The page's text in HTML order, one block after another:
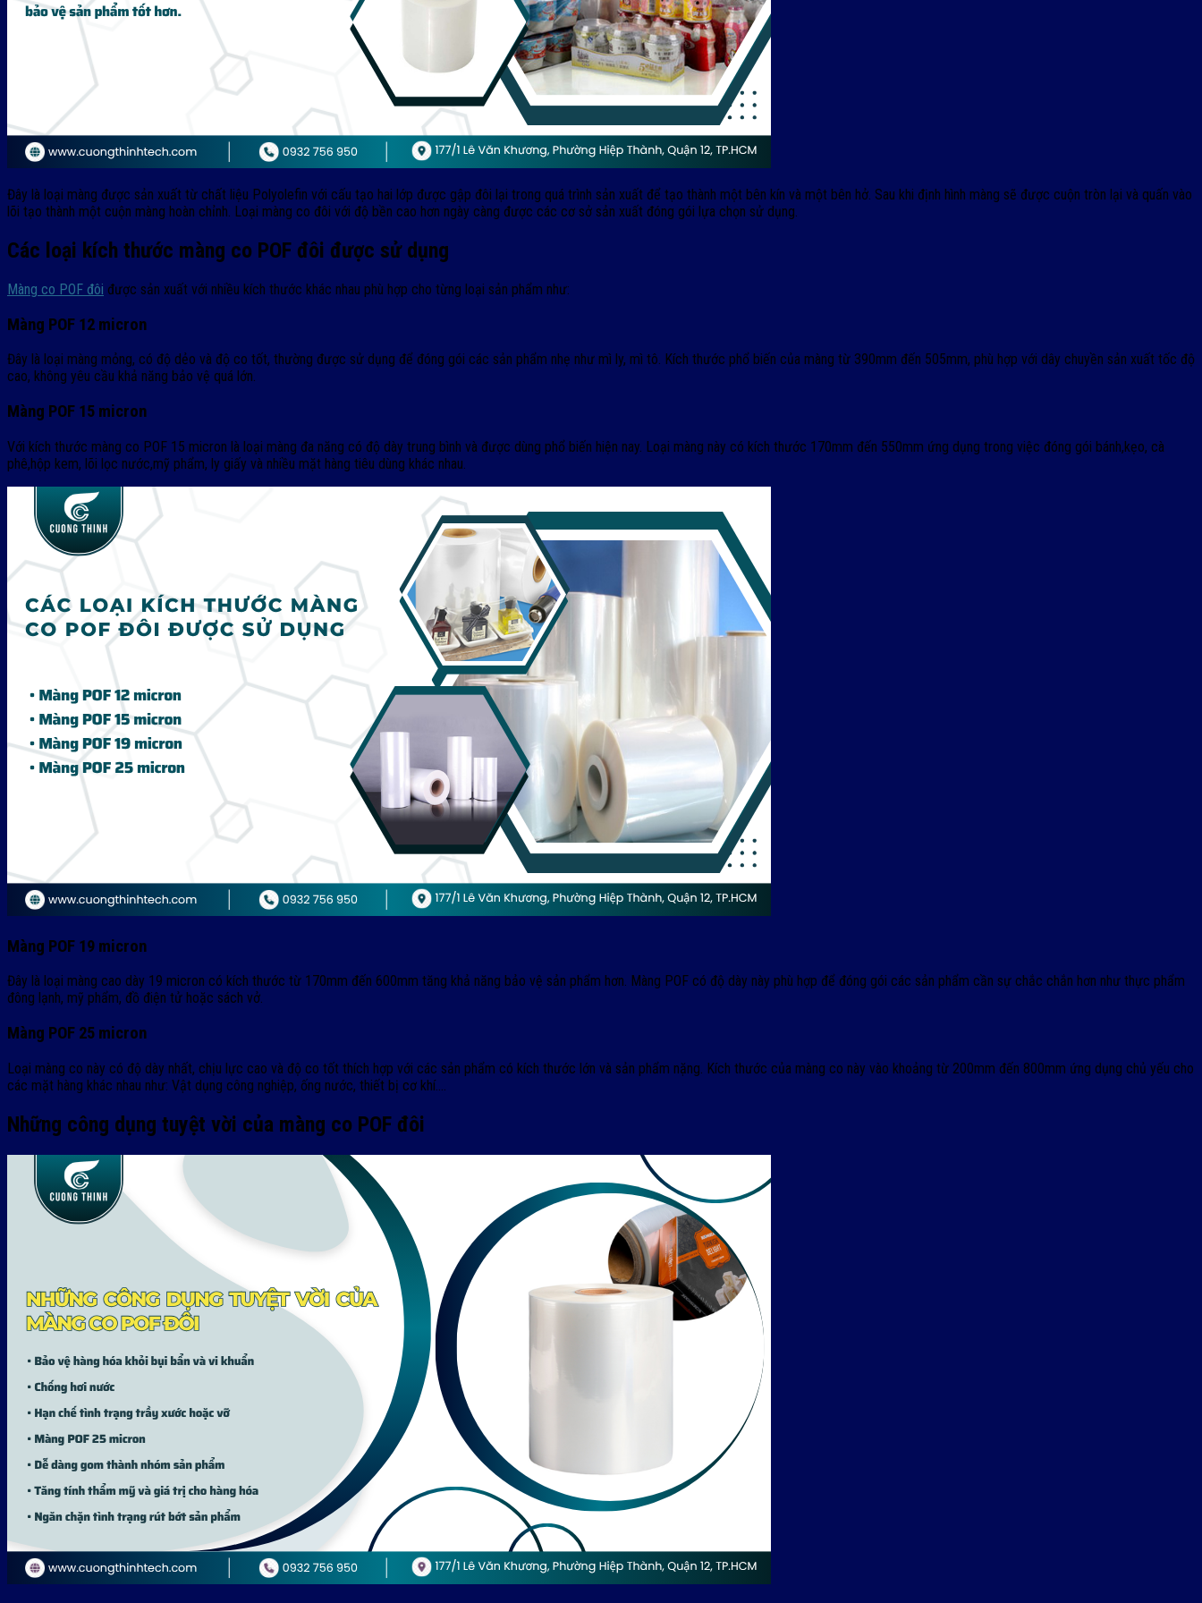
Đây là loại màng được sản xuất từ chất liệu Polyolefin với cấu tạo hai lớp được gập đôi lại trong quá trình sản xuất để tạo thành một bên kín và một bên hở. Sau khi định hình màng sẽ được cuộn tròn lại và quấn vào
lõi tạo thành một cuộn màng hoàn chỉnh. Loại màng co đôi với độ bền cao hơn ngày càng được các cơ sở sản xuất đóng gói lựa chọn sử dụng.
Các loại kích thước màng co POF đôi được sử dụng
Màng co POF đôi được sản xuất với nhiều kích thước khác nhau phù hợp cho từng loại sản phẩm như:
Màng POF 12 micron
Đây là loại màng mỏng, có độ dẻo và độ co tốt, thường được sử dụng để đóng gói các sản phẩm nhẹ như mì ly, mì tô. Kích thước phổ biến của màng từ 390mm đến 505mm, phù hợp với dây chuyền sản xuất tốc độ
cao, không yêu cầu khả năng bảo vệ quá lớn.
Màng POF 15 micron
Với kích thước màng co POF 15 micron là loại màng đa năng có độ dày trung bình và được dùng phổ biến hiện nay. Loại màng này có kích thước 170mm đến 550mm ứng dụng trong việc đóng gói bánh,kẹo, cà
phê,hộp kem, lõi lọc nước,mỹ phẩm, ly giấy và nhiều mặt hàng tiêu dùng khác nhau.
Màng POF 19 micron
Đây là loại màng cao dày 19 micron có kích thước từ 170mm đến 600mm tăng khả năng bảo vệ sản phẩm hơn. Màng POF có độ dày này phù hợp để đóng gói các sản phẩm cần sự chắc chắn hơn như thực phẩm
đông lạnh, mỹ phẩm, đồ điện tử hoặc sách vở.
Màng POF 25 micron
Loại màng co này có độ dày nhất, chịu lực cao và độ co tốt thích hợp với các sản phẩm có kích thước lớn và sản phẩm nặng. Kích thước của màng co này vào khoảng từ 200mm đến 800mm ứng dụng chủ yếu cho
các mặt hàng khác nhau như: Vật dụng công nghiệp, ống nước, thiết bị cơ khí….
Những công dụng tuyệt vời của màng co POF đôi